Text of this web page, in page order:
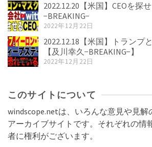
2022.12.20【米国】CEOを探
−BREAKING−
2022年12月22日
2022.12.18【米国】トランプ
【及川幸久−BREAKING−】
2022年12月22日
このサイトについて
windscope.netは、いろんな意見や見
アーカイブサイトです。それぞれの情
者に権利がございます。